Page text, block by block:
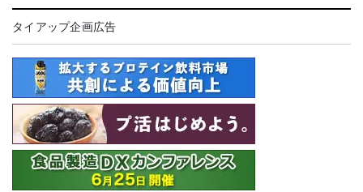
タイアップ企画広告